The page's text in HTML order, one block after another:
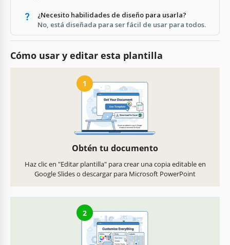
¿Necesito habilidades de diseño para usarla?
No, está diseñada para ser fácil de usar para todos.
Cómo usar y editar esta plantilla
1
Obtén tu documento
Haz clic en "Editar plantilla" para crear una copia editable en
Google Slides o descargar para Microsoft PowerPoint
2